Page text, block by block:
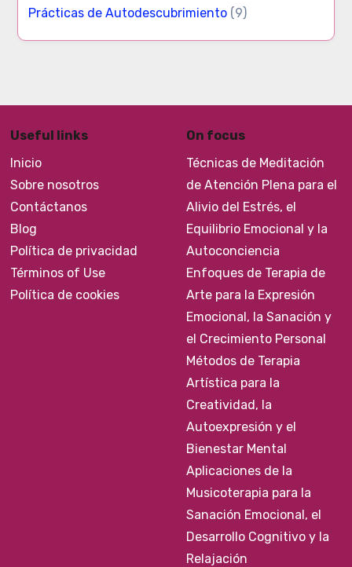
Prácticas de Autodescubrimiento (9)
Useful links
Inicio
Sobre nosotros
Contáctanos
Blog
Política de privacidad
Términos of Use
Política de cookies
On focus
Técnicas de Meditación
de Atención Plena para el
Alivio del Estrés, el
Equilibrio Emocional y la
Autoconciencia
Enfoques de Terapia de
Arte para la Expresión
Emocional, la Sanación y
el Crecimiento Personal
Métodos de Terapia
Artística para la
Creatividad, la
Autoexpresión y el
Bienestar Mental
Aplicaciones de la
Musicoterapia para la
Sanación Emocional, el
Desarrollo Cognitivo y la
Relajación